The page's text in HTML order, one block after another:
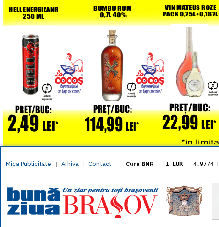
Mica Publicitate | Arhiva | Contact Curs BNR 1 EUR = 4.9774
= 5.8304
1 XAU= 464.4611
1 AED= 1.1933
1 AUD= 2.7957
1 BGN= 2.5449